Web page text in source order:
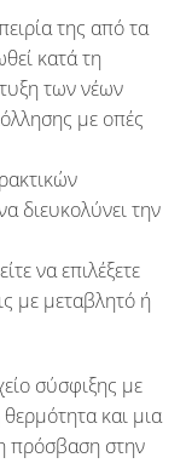
της από τα
κατά τη
των νέων
με οπές
διευκολύνει την
να επιλέξετε
με μεταβλητό ή
σύσφιξης με
και μια
πρόσβαση στην